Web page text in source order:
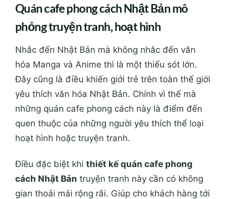
Quán cafe phong cách Nhật Bản mô
phỏng truyện tranh, hoạt hình
Nhắc đến Nhật Bản mà không nhắc đến văn
hóa Manga và Anime thì là một thiếu sót lớn.
Đây cũng là điều khiến giới trẻ trên toàn thế giới
yêu thích văn hóa Nhật Bản. Chính vì thế mà
những quán cafe phong cách này là điểm đến
quen thuộc của những người yêu thích thể loại
hoạt hình hoặc truyện tranh.
Điều đặc biệt khi thiết kế quán cafe phong
cách Nhật Bản truyện tranh này cần có không
gian thoải mái rộng rãi. Giúp cho khách hàng tới